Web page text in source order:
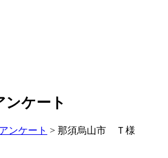
ンケート
ンケート > 那須烏山市 Ｔ様